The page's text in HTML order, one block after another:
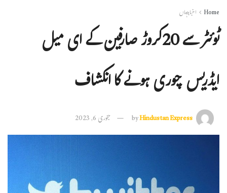
Home اخبارجہاں
ٹوئٹر سے 20کروڑ صارفین کے ای میل
ایڈریس چوری ہونے کا انکشاف
byHindustan Express جنوری 6, 2023